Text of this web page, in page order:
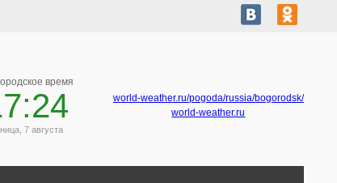
время
7 августа
world-weather.ru/pogoda/russia/bogorodsk/
world-weather.ru